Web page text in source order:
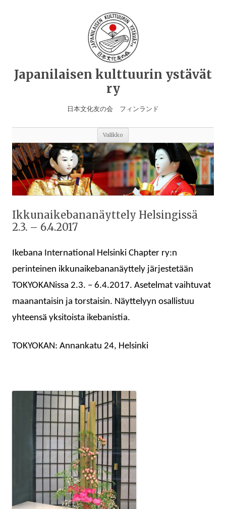
Japanilaisen kulttuurin ystävät
ry
日本文化友の会 フィンランド
Valikko
Ikkunaikebananäyttely Helsingissä
2.3. – 6.4.2017
Ikebana International Helsinki Chapter ry:n
perinteinen ikkunaikebananäyttely järjestetään
TOKYOKANissa 2.3. – 6.4.2017. Asetelmat vaihtuvat
maanantaisin ja torstaisin. Näyttelyyn osallistuu
yhteensä yksitoista ikebanistia.
TOKYOKAN: Annankatu 24, Helsinki